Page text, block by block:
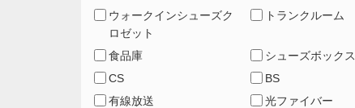
ウォークインシューズク
ロゼット
トランクルーム
食品庫 シューズボックス
CS
BS
有線放送
光ファイバー